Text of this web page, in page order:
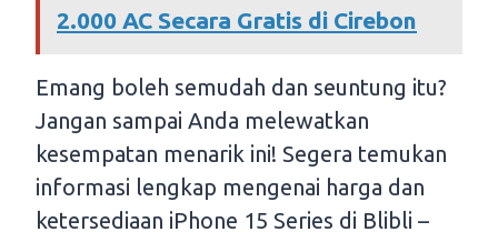
2.000 AC Secara Gratis di Cirebon
Emang boleh semudah dan seuntung itu?
Jangan sampai Anda melewatkan
kesempatan menarik ini! Segera temukan
informasi lengkap mengenai harga dan
ketersediaan iPhone 15 Series di Blibli –